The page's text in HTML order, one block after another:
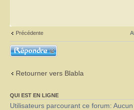
Précédente
Répondre
Retourner vers Blabla
QUI EST EN LIGNE
Utilisateurs parcourant ce forum: